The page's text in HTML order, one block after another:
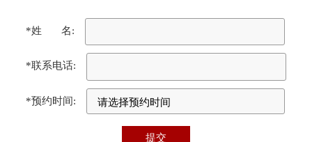
*姓 名:
*联系电话:
*预约时间: